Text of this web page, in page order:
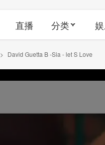
直播 分类
> David Guetta B -Sia - let S Love